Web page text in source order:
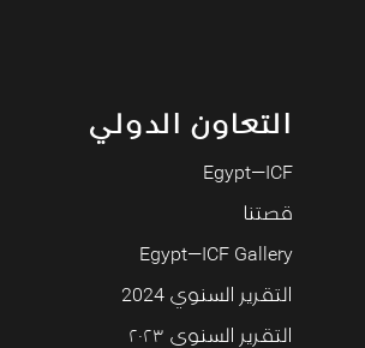
Egypt—ICF
قصتنا
Egypt—ICF Gallery
التقرير السنوي 2024
التقرير السنوي ۲۰۲۳
التعاون الدولي